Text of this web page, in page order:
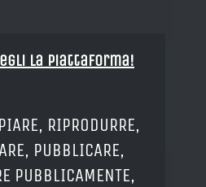
la piattaforma!
RIPRODURRE,
PUBBLICARE,
PUBBLICAMENTE,